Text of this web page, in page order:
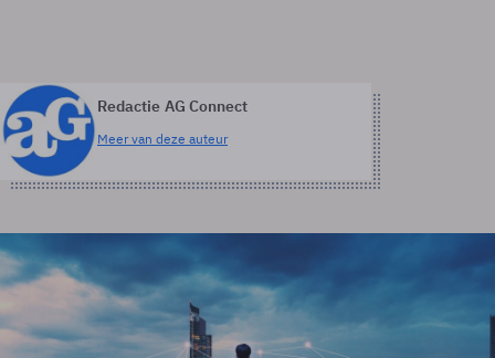
Redactie AG Connect
Meer van deze auteur